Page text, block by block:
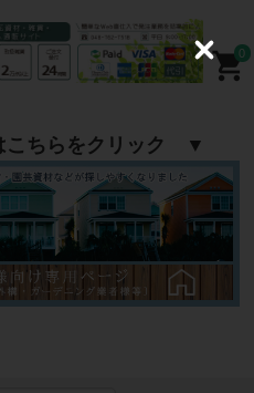
0
ちらをクリック ▼
C